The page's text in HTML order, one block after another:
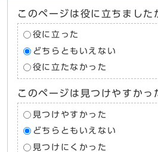
このページは役に立ちました
役に立った
どちらともいえない
役に立たなかった
このページは見つけやすかっ
見つけやすかった
どちらともいえない
見つけにくかった